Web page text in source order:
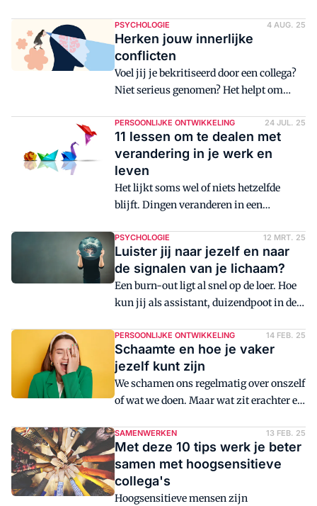
thuis zat. Pas toen ik mijn
schaduwkanten toeliet en
kwetsbaarheid ging delen, ontstond er
echte verbinding.
PSYCHOLOGIE 4 AUG. 25
Herken jouw innerlijke
conflicten
Voel jij je bekritiseerd door een collega?
Niet serieus genomen? Het helpt om
zo raakt. Als jij jouw 'onderstroom' beter
leert kennen, schrijft psycholoog Gerda
Bos, dan sluit je jezelf niet onnodig meer
af van anderen.
PERSOONLIJKE ONTWIKKELING 24 JUL. 25
11 lessen om te dealen met
verandering in je werk en
leven
Het lijkt soms wel of niets hetzelfde
blijft. Dingen veranderen in een
en houd je regie in je leven?
PSYCHOLOGIE 12 MRT. 25
Luister jij naar jezelf en naar
de signalen van je lichaam?
Een burn-out ligt al snel op de loer. Hoe
kun jij als assistant, duizendpoot in de
burn-out raakt? Of erin blijft zitten?
Psycholoog en trainer Gerda Bos geeft
tien tips.
PERSOONLIJKE ONTWIKKELING 14 FEB. 25
Schaamte en hoe je vaker
jezelf kunt zijn
We schamen ons regelmatig over onszelf
of wat we doen. Maar wat zit erachter en
tot iets positiefs? Psycholoog en trainer
Gerda Bos geeft advies.
SAMENWERKEN 13 FEB. 25
Met deze 10 tips werk je beter
samen met hoogsensitieve
collega's
Hoogsensitieve mensen zijn